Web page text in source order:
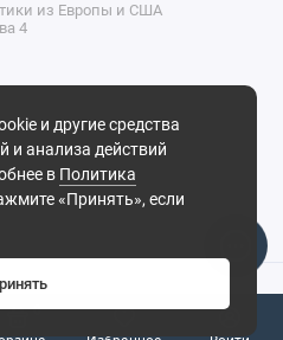
0
и другие средства
и анализа действий
в Политика
«Принять», если
из Европы и США
4
4